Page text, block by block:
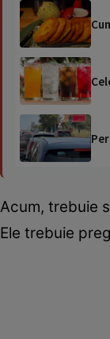
Acum, trebuie
Ele trebuie